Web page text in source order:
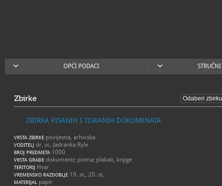
OPĆI PODACI
Zbirke
ZBIRKA PISANIH I TISKANIH DOKUMENATA
VRSTA ZBIRKE povijesna, arhivska
VODITELJ dr. sc. Jadranka Ryle
BROJ PREDMETA 1000
VRSTA GRAĐE dokumenti; pisma; plakati, knjige
TERITORIJ Hvar
VREMENSKO RAZDOBLJE 19. st., 20. st.
MATERIJAL papir